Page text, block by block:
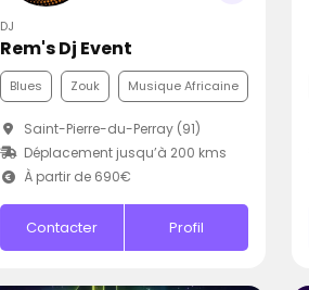
DJ
Rem's Dj Event
Blues Zouk Musique Africaine
Saint-Pierre-du-Perray (91)
Déplacement jusqu’à 200 kms
À partir de 690€
Contacter Profil